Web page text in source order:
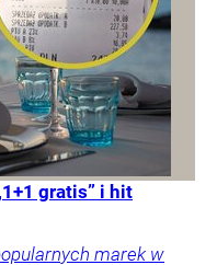
gratis” i hit
marek w